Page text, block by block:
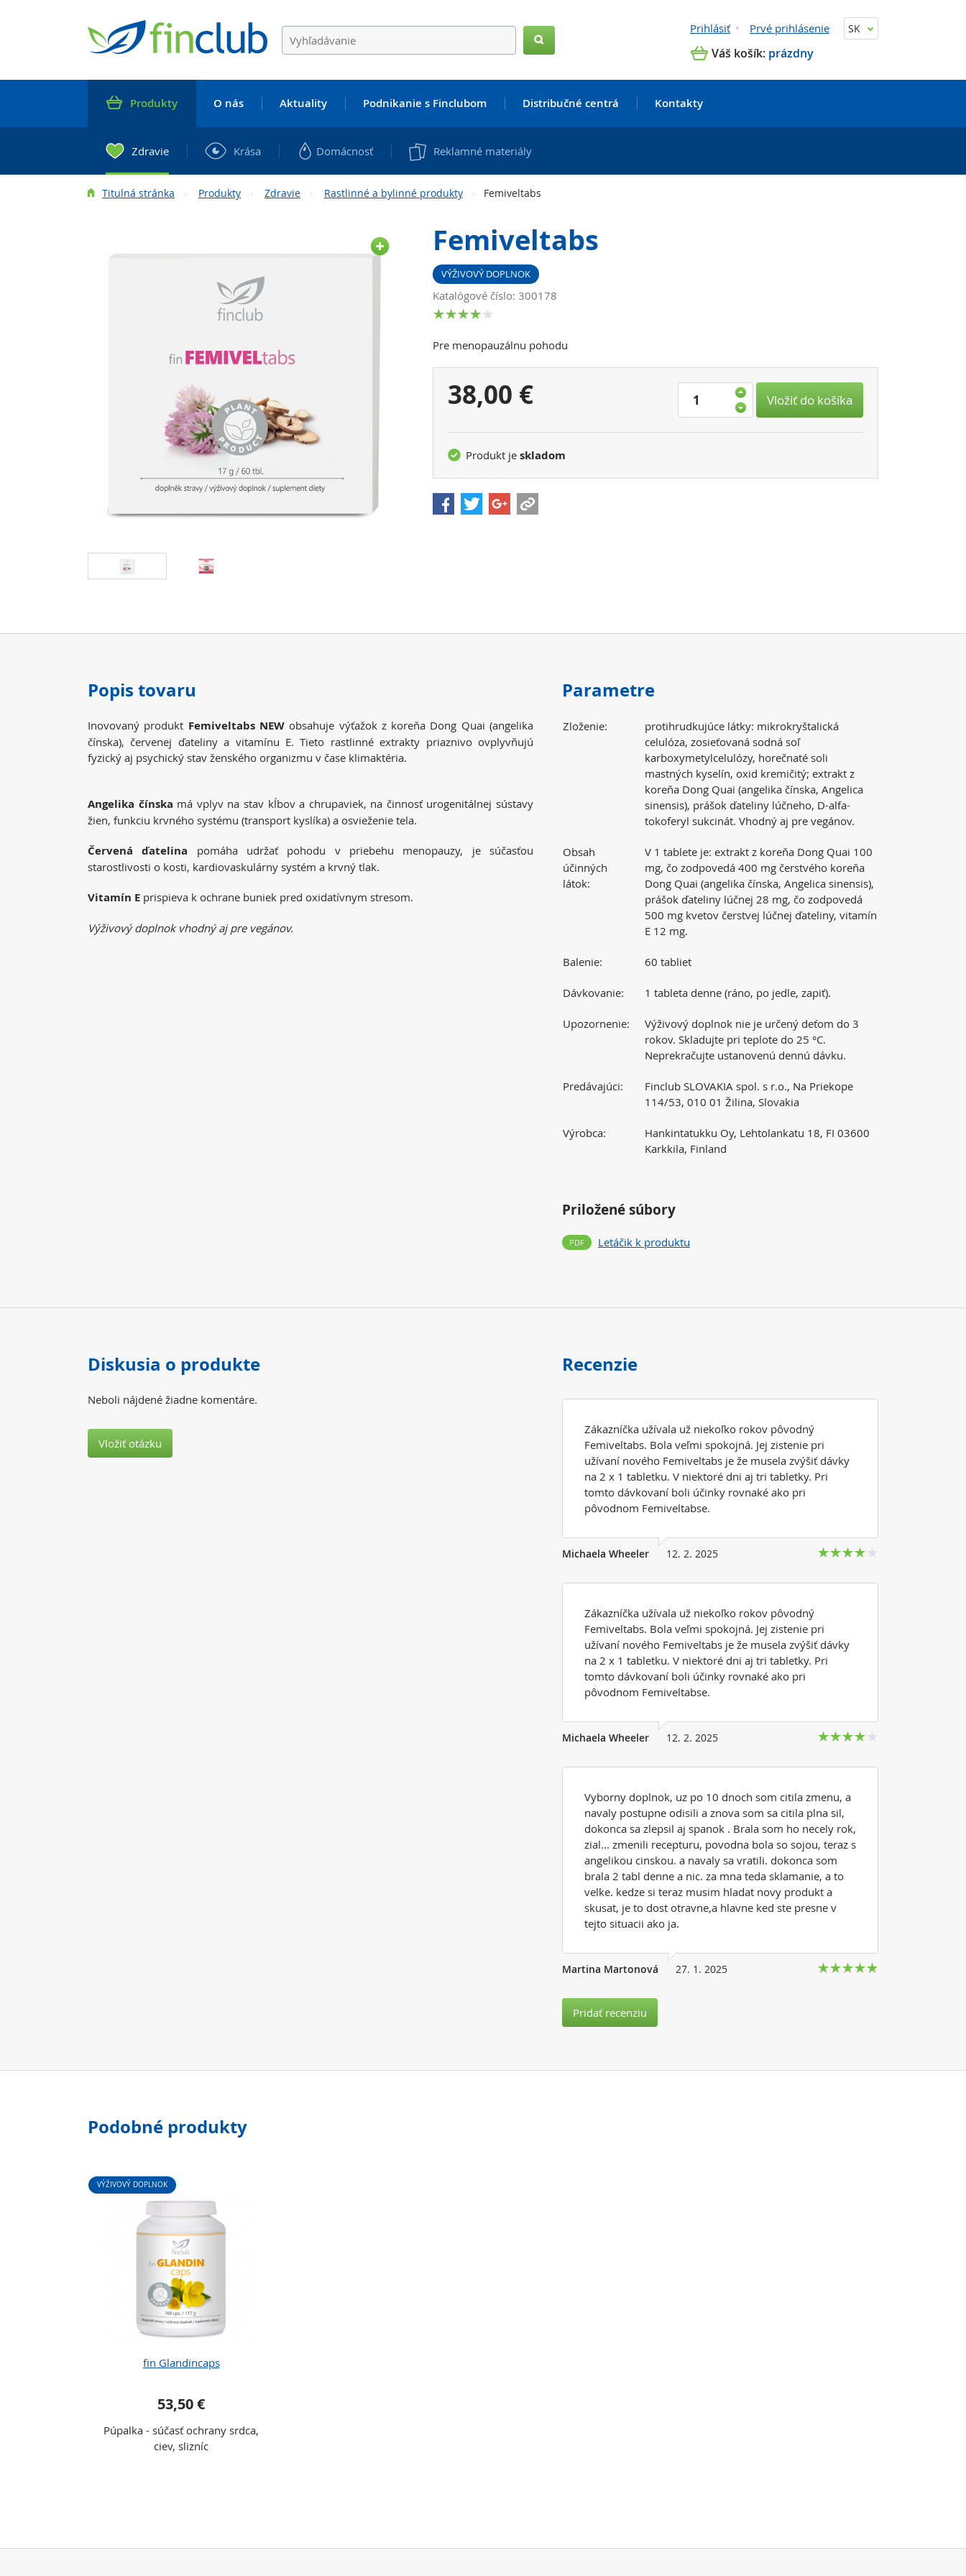
SK
Prihlásiť Prvé prihlásenie
Váš košík: prázdny
Produkty O nás Aktuality Podnikanie s Finclubom Distribučné centrá Kontakty
Zdravie Krása Domácnosť Reklamné materiály
Titulná stránka Produkty Zdravie Rastlinné a bylinné produkty Femiveltabs
Femiveltabs
VÝŽIVOVÝ DOPLNOK
Katalógové číslo: 300178
Pre menopauzálnu pohodu
Vaša
38,00 € Vložiť do košíka
Produkt je skladom
Popis tovaru
Inovovaný produkt Femiveltabs NEWobsahuje výťažok z koreňa Dong Quai (angelika
čínska), červenej ďateliny a vitamínu E. Tieto rastlinné extrakty priaznivo ovplyvňujú
fyzický aj psychický stav ženského organizmu v čase klimaktéria.
Angelika čínska má vplyv na stav kĺbov a chrupaviek, na činnosť urogenitálnej sústavy
žien, funkciu krvného systému (transport kyslíka) a osvieženie tela.
Červená ďatelina pomáha udržať pohodu v priebehu menopauzy, je súčasťou
starostlivosti o kosti, kardiovaskulárny systém a krvný tlak.
Vitamín E prispieva k ochrane buniek pred oxidatívnym stresom.
Výživový doplnok vhodný aj pre vegánov.
Parametre
Zloženie:
protihrudkujúce látky: mikrokryštalická
celulóza, zosieťovaná sodná soľ
karboxymetylcelulózy, horečnaté soli
mastných kyselín, oxid kremičitý; extrakt z
koreňa Dong Quai (angelika čínska, Angelica
sinensis), prášok ďateliny lúčneho, D-alfa-
tokoferyl sukcinát. Vhodný aj pre vegánov.
Obsah
účinných
látok:
V 1 tablete je: extrakt z koreňa Dong Quai 100
mg, čo zodpovedá 400 mg čerstvého koreňa
Dong Quai (angelika čínska, Angelica sinensis),
prášok ďateliny lúčnej 28 mg, čo zodpovedá
500 mg kvetov čerstvej lúčnej ďateliny, vitamín
E 12 mg.
Balenie: 60 tabliet
Dávkovanie: 1 tableta denne (ráno, po jedle, zapiť).
Upozornenie:
Výživový doplnok nie je určený deťom do 3
rokov. Skladujte pri teplote do 25 °C.
Neprekračujte ustanovenú dennú dávku.
Predávajúci:
Finclub SLOVAKIA spol. s r.o., Na Priekope
114/53, 010 01 Žilina, Slovakia
Výrobca:
Hankintatukku Oy, Lehtolankatu 18, FI 03600
Karkkila, Finland
Priložené súbory
Letáčik k produktu
Diskusia o produkte
Neboli nájdené žiadne komentáre.
Vložiť otázku
Recenzie
Zákazníčka užívala už niekoľko rokov pôvodný
Femiveltabs. Bola veľmi spokojná. Jej zistenie pri
užívaní nového Femiveltabs je že musela zvýšiť dávky
na 2 x 1 tabletku. V niektoré dni aj tri tabletky. Pri
tomto dávkovaní boli účinky rovnaké ako pri
pôvodnom Femiveltabse.
Michaela Wheeler 12. 2. 2025
Zákazníčka užívala už niekoľko rokov pôvodný
Femiveltabs. Bola veľmi spokojná. Jej zistenie pri
užívaní nového Femiveltabs je že musela zvýšiť dávky
na 2 x 1 tabletku. V niektoré dni aj tri tabletky. Pri
tomto dávkovaní boli účinky rovnaké ako pri
pôvodnom Femiveltabse.
Michaela Wheeler 12. 2. 2025
Vyborny doplnok, uz po 10 dnoch som citila zmenu, a
navaly postupne odisili a znova som sa citila plna sil,
dokonca sa zlepsil aj spanok . Brala som ho necely rok,
zial... zmenili recepturu, povodna bola so sojou, teraz s
angelikou cinskou. a navaly sa vratili. dokonca som
brala 2 tabl denne a nic. za mna teda sklamanie, a to
velke. kedze si teraz musim hladat novy produkt a
skusat, je to dost otravne,a hlavne ked ste presne v
tejto situacii ako ja.
Martina Martonová 27. 1. 2025
Pridať recenziu
Podobné produkty
fin Glandincaps
VÝŽIVOVÝ DOPLNOK
53,50 €
Púpalka - súčasť ochrany srdca,
ciev, slizníc